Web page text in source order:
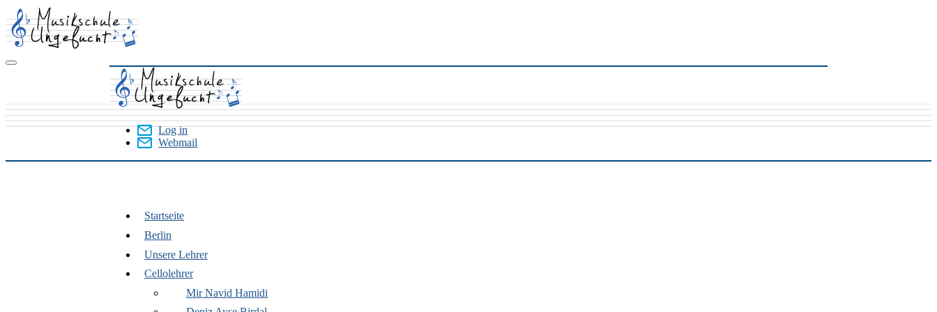
Skip
to
main
content
User
Menu
Log in
Webmail
Berlin
Startseite
Berlin
Unsere Lehrer
Cellolehrer
Mir Navid Hamidi